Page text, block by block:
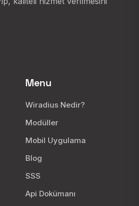
Menu
Wiradius Nedir?
Modüller
Mobil Uygulama
Blog
SSS
Api Dokümanı